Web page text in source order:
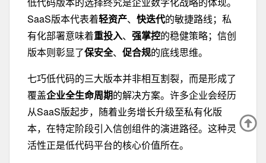
SaaS版本代表着轻资产、 快迭代的敏捷路线；私
有化部署意味着重投入、 强掌控的稳健策略；信创
版本则彰显了保安全、 促合规的底线思维。
七巧低代码的三大版本并非相互割裂，而是形成了
覆盖企业全生命周期的解决方案。许多企业会经历
从SaaS版起步，随着业务增长升级至私有化版
本，在特定阶段引入信创组件的演进路径。这种灵
活性正是低代码平台的核心价值所在。